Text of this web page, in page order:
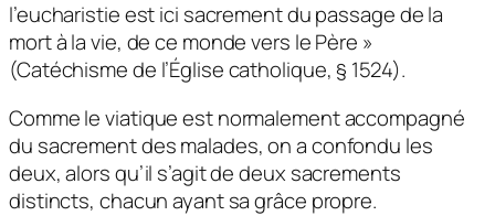
l’eucharistie est ici sacrement du passage de la
mort à la vie, de ce monde vers le Père »
(Catéchisme de l’Église catholique, § 1524).
Comme le viatique est normalement accompagné
du sacrement des malades, on a confondu les
deux, alors qu’il s’agit de deux sacrements
distincts, chacun ayant sa grâce propre.